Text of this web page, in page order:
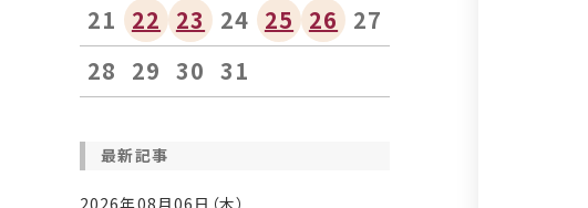
21 22 23 24 25 26 27
28 29 30 31
最新記事